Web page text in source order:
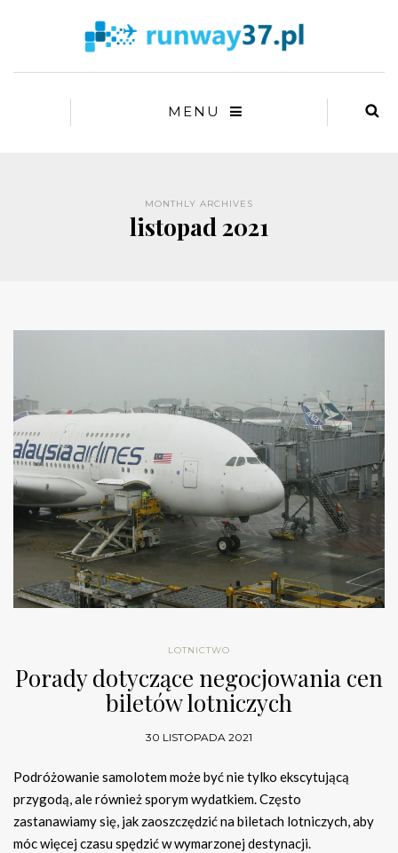
MENU
MONTHLY ARCHIVES
listopad 2021
LOTNICTWO
Porady dotyczące negocjowania cen
biletów lotniczych
30 LISTOPADA 2021
Podróżowanie samolotem może być nie tylko ekscytującą
przygodą, ale również sporym wydatkiem. Często
zastanawiamy się, jak zaoszczędzić na biletach lotniczych, aby
móc więcej czasu spędzić w wymarzonej destynacji.